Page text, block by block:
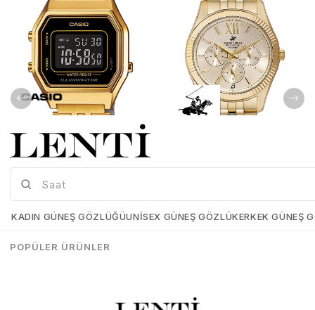
Casio-LA680WGA-1BDF
₺3.737,30
₺5.339,00
BP3082C-110
KADIN GÜNEŞ GÖZLÜĞÜUNISEX GÜNEŞ GÖZLÜKERKEK GÜNEŞ
POPÜLER ÜRÜNLER